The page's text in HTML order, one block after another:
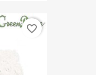
favorite_border